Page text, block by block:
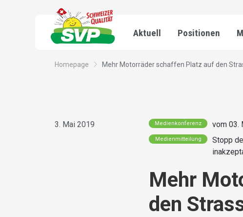
Aktuell Positionen
Homepage Mehr Motorräder schaffen Platz auf den
3. Mai 2019 Medienkonferenz vom 03.
Medienmitteilung
Stopp
Mehr
den